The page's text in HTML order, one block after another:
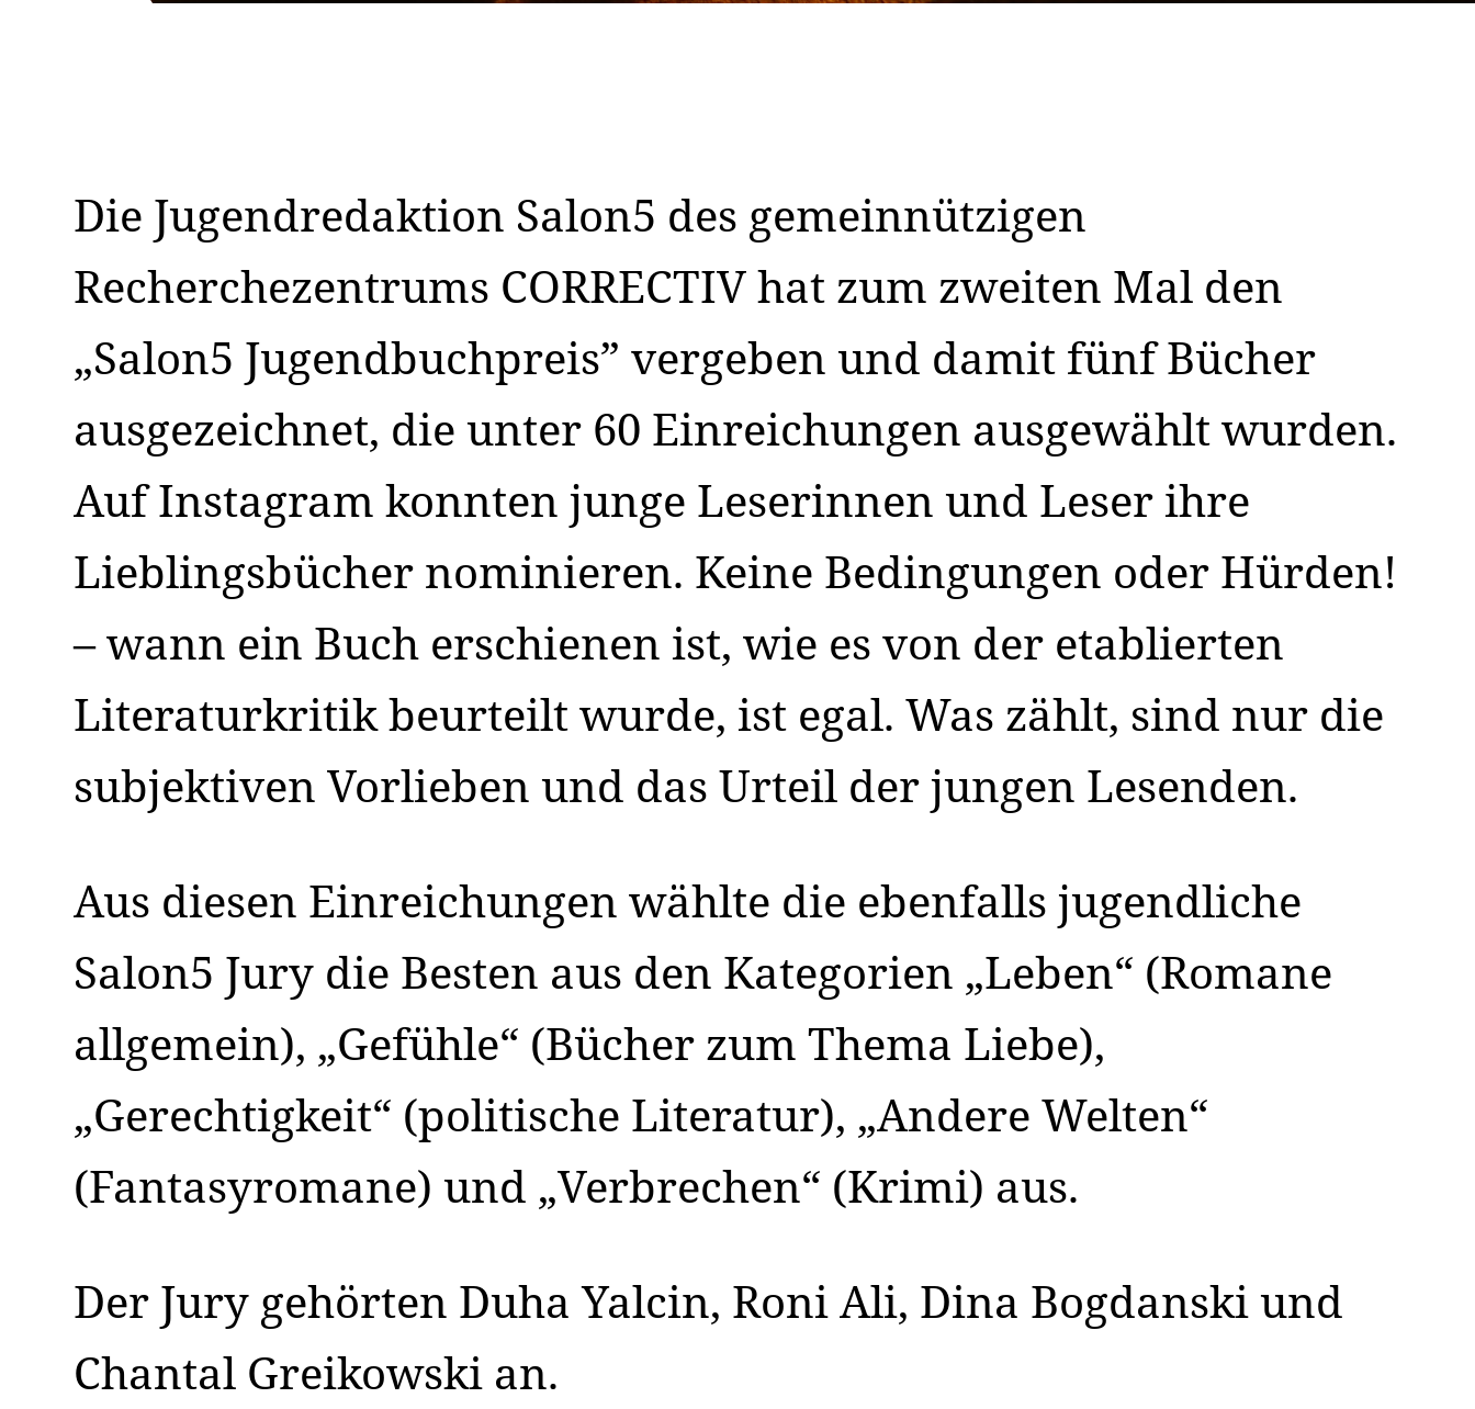
Die Jugendredaktion Salon5 des gemeinnützigen
Recherchezentrums CORRECTIV hat zum zweiten Mal den
„Salon5 Jugendbuchpreis” vergeben und damit fünf Bücher
ausgezeichnet, die unter 60 Einreichungen ausgewählt wurden.
Auf Instagram konnten junge Leserinnen und Leser ihre
Lieblingsbücher nominieren. Keine Bedingungen oder Hürden!
– wann ein Buch erschienen ist, wie es von der etablierten
Literaturkritik beurteilt wurde, ist egal. Was zählt, sind nur die
subjektiven Vorlieben und das Urteil der jungen Lesenden.
Aus diesen Einreichungen wählte die ebenfalls jugendliche
Salon5 Jury die Besten aus den Kategorien „Leben“ (Romane
allgemein), „Gefühle“ (Bücher zum Thema Liebe),
„Gerechtigkeit“ (politische Literatur), „Andere Welten“
(Fantasyromane) und „Verbrechen“ (Krimi) aus.
Der Jury gehörten Duha Yalcin, Roni Ali, Dina Bogdanski und
Chantal Greikowski an.